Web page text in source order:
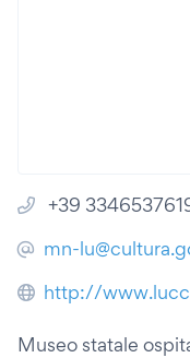
+39
mn-
http://
Museo statale